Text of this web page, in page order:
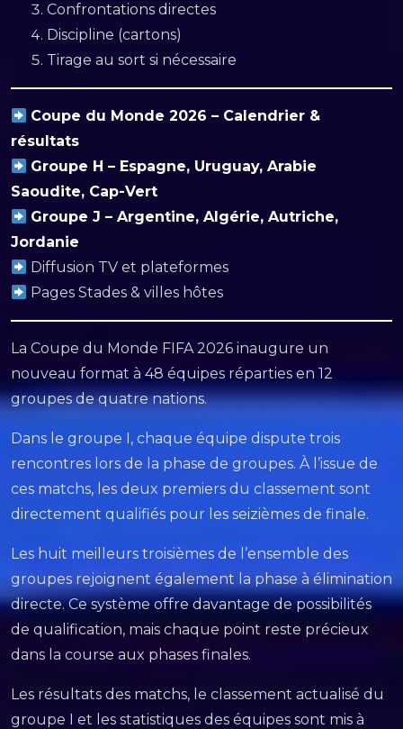
Confrontations directes
Discipline (cartons)
Tirage au sort si nécessaire
Coupe du Monde 2026 – Calendrier &
résultats
Groupe H – Espagne, Uruguay, Arabie
Saoudite, Cap-Vert
Groupe J – Argentine, Algérie, Autriche,
Jordanie
Diffusion TV et plateformes
Pages Stades & villes hôtes
La Coupe du Monde FIFA 2026 inaugure un
nouveau format à 48 équipes réparties en 12
groupes de quatre nations.
Dans le groupe I, chaque équipe dispute trois
rencontres lors de la phase de groupes. À l’issue de
ces matchs, les deux premiers du classement sont
directement qualifiés pour les seizièmes de finale.
Les huit meilleurs troisièmes de l’ensemble des
groupes rejoignent également la phase à élimination
directe. Ce système offre davantage de possibilités
de qualification, mais chaque point reste précieux
dans la course aux phases finales.
Les résultats des matchs, le classement actualisé du
groupe I et les statistiques des équipes sont mis à